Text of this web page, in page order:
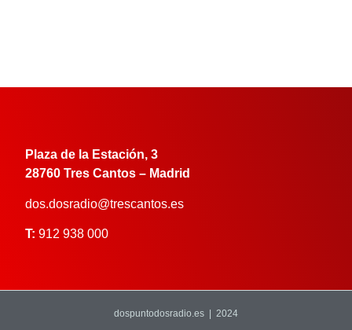
Plaza de la Estación, 3
28760 Tres Cantos – Madrid
dos.dosradio@trescantos.es
T: 912 938 000
dospuntodosradio.es | 2024